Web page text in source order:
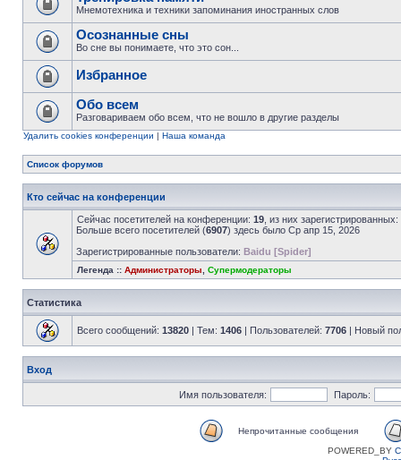
Мнемотехника и техники запоминания иностранных слов
Осознанные сны
Во сне вы понимаете, что это сон...
Избранное
Обо всем
Разговариваем обо всем, что не вошло в другие разделы
Удалить cookies конференции | Наша команда
Список форумов
Кто сейчас на конференции
Сейчас посетителей на конференции: 19 , из них
Больше всего посетителей (6907) здесь было Ср апр 15, 2026
Зарегистрированные пользователи: Baidu [Spider]
Легенда :: Администраторы Супермодераторы
Статистика
Всего сообщений: 13820 | Тем: 1406 | Пользователей: 7706 | Новый
Вход
Имя пользователя: Пароль:
Непрочитанные сообщения
POWERED_BY